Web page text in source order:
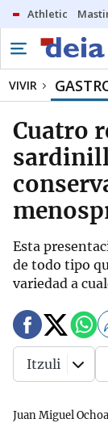
Athletic
VIVIR
Cuatro
Esta
de todo tipo
variedad a
Juan Miguel
Itzuli